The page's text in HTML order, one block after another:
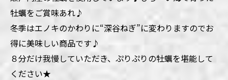
牡蠣をご賞味あれ♪
冬季はエノキのかわりに“深谷ねぎ”に変わりますのでお
得に美味しい商品です♪
８分だけ我慢していただき、ぷりぷりの牡蠣を堪能して
ください★